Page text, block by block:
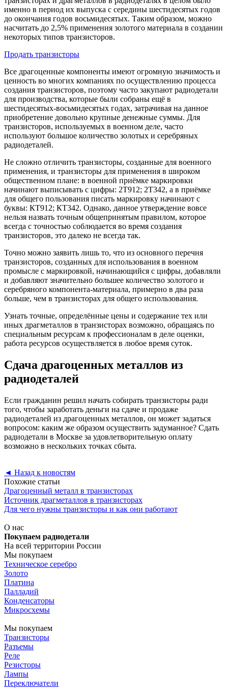
именно в период их выпуска с середины шестидесятых годов
до окончания годов восьмидесятых. Таким образом, можно
насчитать до 2,5% применения золотого материала в создании
некоторых типов транзисторов.
Продать транзисторы
Все драгоценные компоненты имеют огромную значимость и
ценность во многих компаниях по осуществлению процесса
создания транзисторов, поэтому часто закупают радиодетали
для производства, которые были собраны ещё в
шестидесятых-восьмидесятых годах, затрачивая на данное
приобретение довольно крупные денежные суммы. Для
транзисторов, используемых в военном деле, часто
используют большое количество золотых и серебряных
радиодеталей.
Не сложно отличить транзисторы, созданные для военного
применения, и транзисторы для применения в широком
общественном плане: в военной приёмке маркировки
начинают выписывать с цифры: 2Т912; 2Т342, а в приёмке
для общего пользования писать маркировку начинают с
буквы: КТ912; КТ342. Однако, данное утверждение вовсе
нельзя назвать точным общепринятым правилом, которое
всегда с точностью соблюдается во время создания
транзисторов, это далеко не всегда так.
Точно можно заявить лишь то, что из основного перечня
транзисторов, созданных для использования в военном
промысле с маркировкой, начинающийся с цифры, добавляли
и добавляют значительно большее количество золотого и
серебряного компонента-материала, примерно в два раза
больше, чем в транзисторах для общего использования.
Узнать точные, определённые цены и содержание тех или
иных драгметаллов в транзисторах возможно, обращаясь по
специальным ресурсам к профессионалам в деле оценки,
работа ресурсов осуществляется в любое время суток.
Сдача драгоценных металлов из
радиодеталей
Если гражданин решил начать собирать транзисторы ради
того, чтобы заработать деньги на сдаче и продаже
радиодеталей из драгоценных металлов, он может задаться
вопросом: каким же образом осуществить задуманное? Сдать
радиодетали в Москве за удовлетворительную оплату
возможно в нескольких точках сбыта.
◄ Назад к новостям
Похожие статьи
Драгоценный металл в транзисторах
Источник драгметаллов в транзисторах
Для чего нужны транзисторы и как они работают
О нас
Покупаем радиодетали
На всей территории России
Мы покупаем
Техническое серебро
Золото
Платина
Палладий
Конденсаторы
Микросхемы
Мы покупаем
Транзисторы
Разъемы
Реле
Резисторы
Лампы
Переключатели